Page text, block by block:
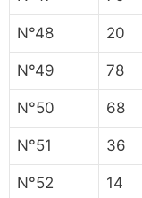
N°48 20
N°49 78
N°50 68
N°51 36
N°52 14